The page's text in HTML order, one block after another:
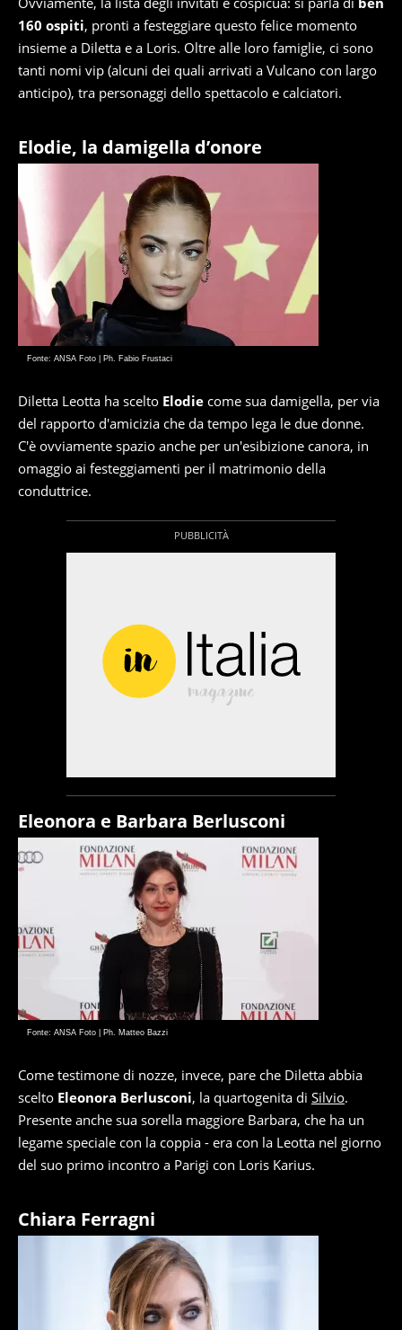
160 ospiti, pronti a festeggiare questo felice momento
insieme a Diletta e a Loris. Oltre alle loro famiglie, ci sono
tanti nomi vip (alcuni dei quali arrivati a Vulcano con largo
anticipo), tra personaggi dello spettacolo e calciatori.
Elodie, la damigella d’onore
Fonte: ANSA Foto | Ph. Fabio Frustaci
Diletta Leotta ha scelto Elodie come sua damigella, per via
del rapporto d'amicizia che da tempo lega le due donne.
C'è ovviamente spazio anche per un'esibizione canora, in
omaggio ai festeggiamenti per il matrimonio della
conduttrice.
Eleonora e Barbara Berlusconi
Fonte: ANSA Foto | Ph. Matteo Bazzi
Come testimone di nozze, invece, pare che Diletta abbia
scelto Eleonora Berlusconi, la quartogenita di Silvio.
Presente anche sua sorella maggiore Barbara, che ha un
legame speciale con la coppia - era con la Leotta nel giorno
del suo primo incontro a Parigi con Loris Karius.
Chiara Ferragni